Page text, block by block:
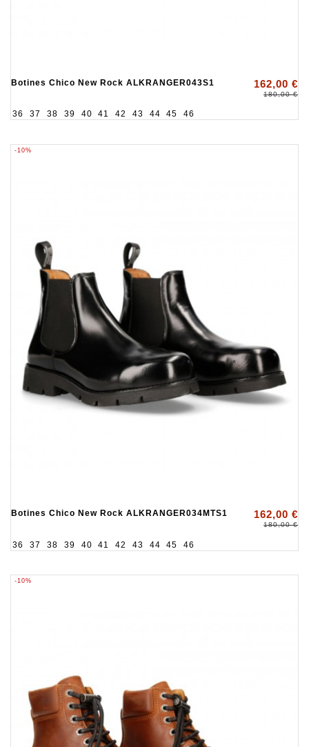
Botines Chico New Rock ALKRANGER043S1 162,00 €
180,00 €
36 37 38 39 40 41 42 43 44 45 46
-10%
Botines Chico New Rock ALKRANGER034MTS1 162,00 €
180,00 €
36 37 38 39 40 41 42 43 44 45 46
-10%